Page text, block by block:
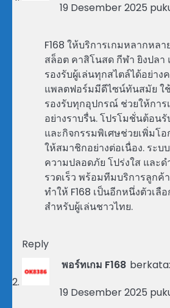
19 Desember 2025
F168 ให้บริการเกมหลากหลา
สล็อต คาสิโนสด กีฬา ยิงปลา
รองรับผู้เล่นทุกสไตล์ได้อย่าง
แพลตฟอร์มมีดีไซน์ทันสมัย ใ
รองรับทุกอุปกรณ์ ช่วยให้การ
อย่างราบรื่น. โปรโมชั่นต้อน
และกิจกรรมพิเศษช่วยเพิ่มโอ
ให้สมาชิกอย่างต่อเนื่อง. ระบ
ความปลอดภัย โปร่งใส และด
รวดเร็ว พร้อมทีมบริการลูกค้
ทำให้ F168 เป็นอีกหนึ่งตัวเลื
สำหรับผู้เล่นชาวไทย.
Reply
พอร์ทเกม F168 berkata:
19 Desember 2025